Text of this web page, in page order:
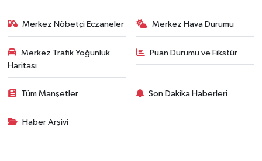
Merkez Nöbetçi Eczaneler Merkez Hava Durumu
Merkez Trafik Yoğunluk
Haritası
Puan Durumu ve Fikstür
Tüm Manşetler Son Dakika Haberleri
Haber Arşivi